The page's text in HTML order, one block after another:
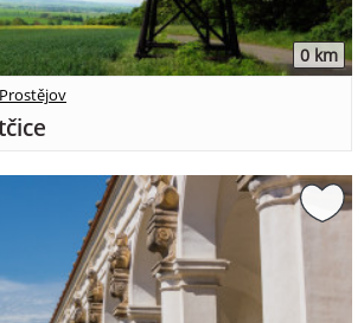
0 km
Prostějov